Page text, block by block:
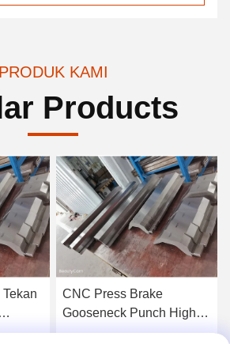
PRODUK KAMI
Products
CNC Press Brake
Gooseneck Punch High
Frequency Quench